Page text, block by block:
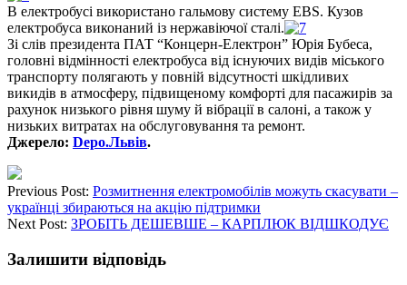
В електробусі використано гальмову систему EBS. Кузов
електробуса виконаний із нержавіючої сталі.
Зі слів президента ПАТ “Концерн-Електрон” Юрія Бубеса,
головні відмінності електробуса від існуючих видів міського
транспорту полягають у повній відсутності шкідливих
викидів в атмосферу, підвищеному комфорті для пасажирів за
рахунок низького рівня шуму й вібрації в салоні, а також у
низьких витратах на обслуговування та ремонт.
Джерело: Depo.Львів.
Previous Post: Розмитнення електромобілів можуть скасувати –
українці збираються на акцію підтримки
Next Post: ЗРОБІТЬ ДЕШЕВШЕ – КАРПЛЮК ВІДШКОДУЄ
Залишити відповідь